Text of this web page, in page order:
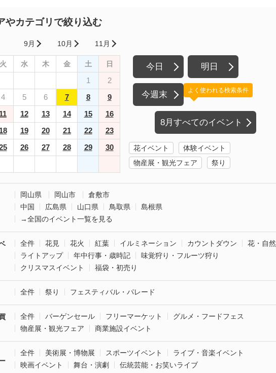
やカテゴリで絞り込む
9月 10月 11月
火 水 木 金 土 日
1
2
4 5 6 7 8
9
11 12 13 14 15
16
18 19 20 21 22
23
26 27 28 29
30
今日 明日
今週末
8月すべてのイベント
よく使われる検索条件
花イベント
体験イベント
物産展・観光フェア
祭り
岡山県 岡山市
倉敷市
中国
広島県 山口県 鳥取県
島根県
→全国のイベント一覧を見る
全件 花見 花火 紅葉 イルミネーション カウントダウン
花・自然
ライトアップ
年中行事・歳時記
味覚狩り・フルーツ狩り
クリスマスイベント
福袋・初売り
全件 祭り フェスティバル・パレード
全件 バーゲンセール フリーマーケット
グルメ・フードフェス
物産展・観光フェア
商業施設イベント
全件 美術展・博物展 スポーツイベント
ライブ・音楽イベント
映画イベント
舞台・演劇 伝統芸能・お笑いライブ